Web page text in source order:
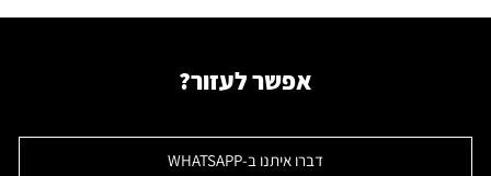
אפשר לעזור?
דברו איתנו ב-WHATSAPP